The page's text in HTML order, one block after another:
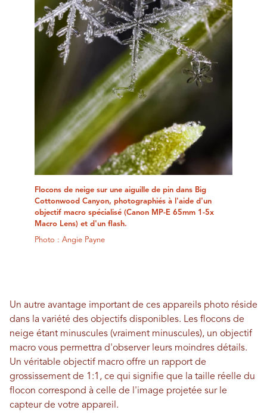
Flocons de neige sur une aiguille de pin dans Big
Cottonwood Canyon, photographiés à l'aide d'un
objectif macro spécialisé (Canon MP-E 65mm 1-5x
Macro Lens) et d'un flash.
Photo : Angie Payne
Un autre avantage important de ces appareils photo réside
dans la variété des objectifs disponibles. Les flocons de
neige étant minuscules (vraiment minuscules), un objectif
macro vous permettra d'observer leurs moindres détails.
Un véritable objectif macro offre un rapport de
grossissement de 1:1, ce qui signifie que la taille réelle du
flocon correspond à celle de l'image projetée sur le
capteur de votre appareil.